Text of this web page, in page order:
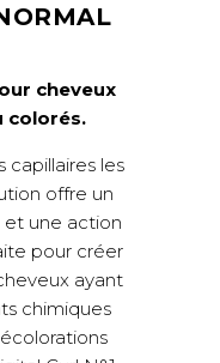
cheveux
colorés.
capillaires les
offre un
une action
pour créer
ayant
chimiques